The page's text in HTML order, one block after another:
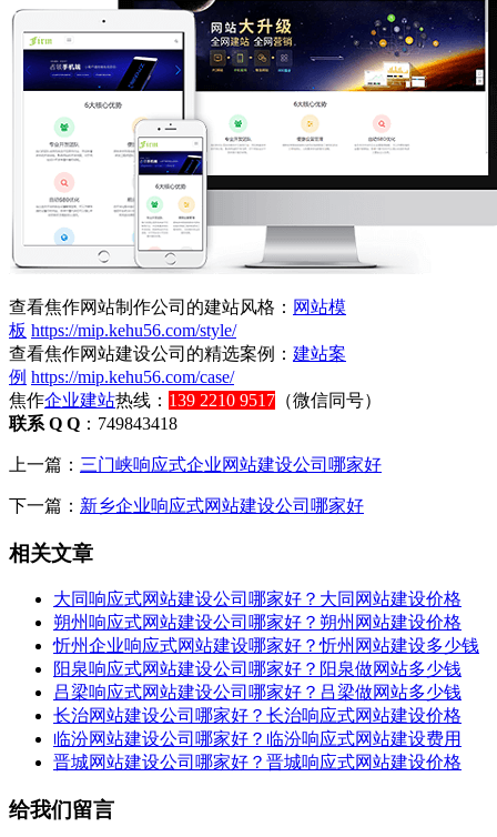
查看焦作网站制作公司的建站风格： 网站模
板 https://mip.kehu56.com/style/
查看焦作网站建设公司的精选案例： 建站案
例 https://mip.kehu56.com/case/
焦作企业建站热线： 139 2210 9517 （微信同号）
联系 Q Q ：749843418
上一篇： 三门峡响应式企业网站建设公司哪家好
下一篇： 新乡企业响应式网站建设公司哪家好
相关文章
大同响应式网站建设公司哪家好？大同网站建设价格
朔州响应式网站建设公司哪家好？朔州网站建设价格
忻州企业响应式网站建设哪家好？忻州网站建设多少钱
阳泉响应式网站建设公司哪家好？阳泉做网站多少钱
吕梁响应式网站建设公司哪家好？吕梁做网站多少钱
长治网站建设公司哪家好？长治响应式网站建设价格
临汾网站建设公司哪家好？临汾响应式网站建设费用
晋城网站建设公司哪家好？晋城响应式网站建设价格
给我们留言